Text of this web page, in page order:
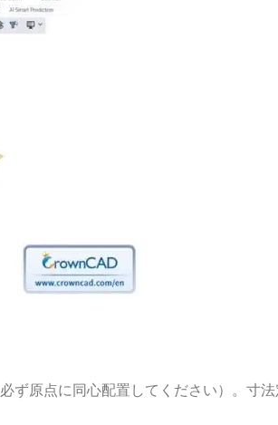
ず原点に同心配置してください）。寸